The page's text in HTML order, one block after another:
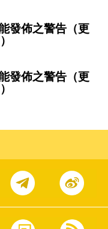
發佈之警告（更
發佈之警告（更